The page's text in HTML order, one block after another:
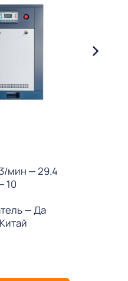
мин — 29.4
10
— Да